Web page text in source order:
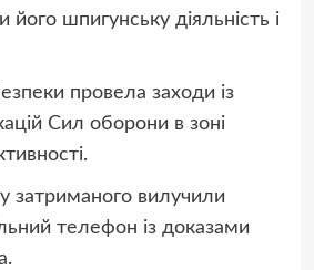
його шпигунську діяльність і
провела заходи із
Сил оборони в зоні
затриманого вилучили
телефон із доказами